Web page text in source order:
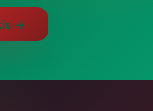
→